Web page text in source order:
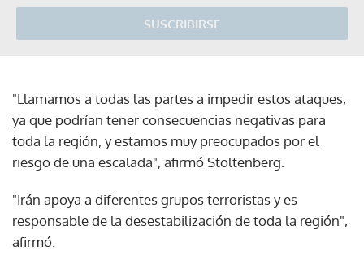
SUSCRIBIRSE
"Llamamos a todas las partes a impedir estos ataques,
ya que podrían tener consecuencias negativas para
toda la región, y estamos muy preocupados por el
riesgo de una escalada", afirmó Stoltenberg.
"Irán apoya a diferentes grupos terroristas y es
responsable de la desestabilización de toda la región",
afirmó.